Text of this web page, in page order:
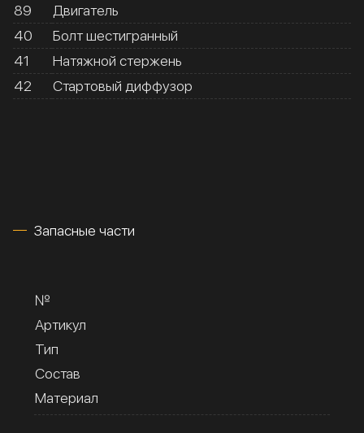
89
Двигатель
40
Болт шестигранный
41
Натяжной стержень
42
Стартовый диффузор
Запасные части
№
Артикул
Тип
Состав
Материал